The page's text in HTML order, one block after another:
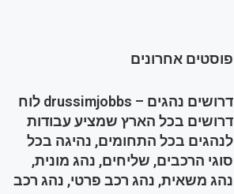
פוסטים אחרונים
דרושים נהגים – drussimjobbs לוח
דרושים בכל הארץ שמציע עבודות
לנהגים בכל התחומים, נהיגה בכל
סוגי הרכבים, שליחים, נהג מונית,
נהג משאית, נהג רכב פרטי, נהג רכב